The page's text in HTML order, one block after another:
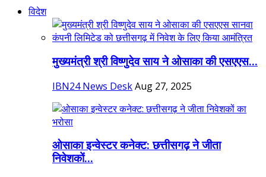
विदेश
मुख्यमंत्री श्री विष्णुदेव साय ने ओसाका की एसएएस...
IBN24 News DeskAug 27, 2025
ओसाका इन्वेस्टर कनेक्ट: छत्तीसगढ़ ने जीता
निवेशकों...